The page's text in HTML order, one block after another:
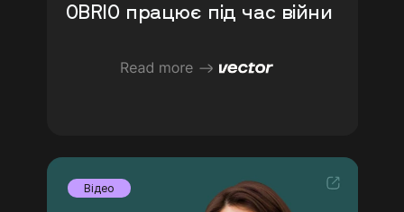
OBRIO працює під час війни
Відео